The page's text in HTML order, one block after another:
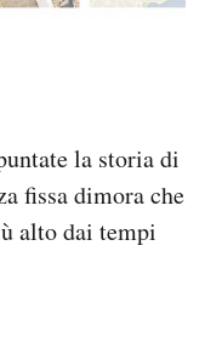
la storia di
fissa dimora che
alto dai tempi